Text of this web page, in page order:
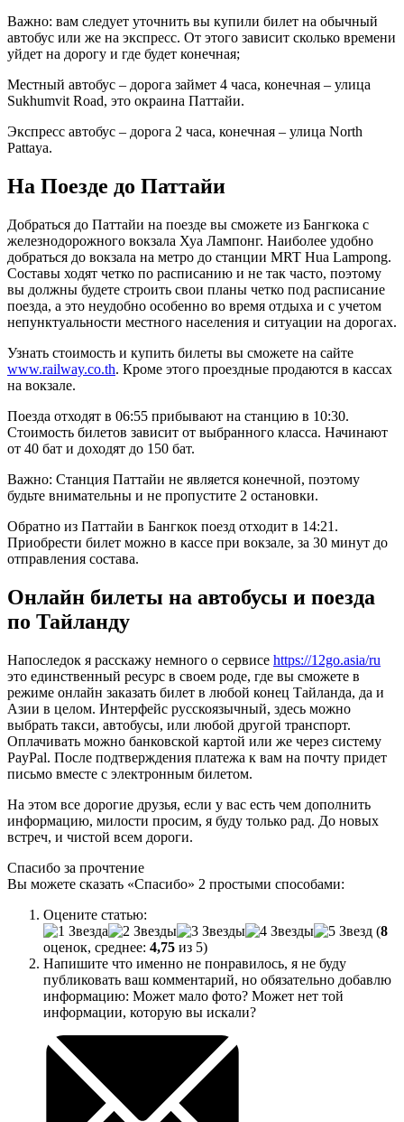
Важно: вам следует уточнить вы купили билет на обычный
автобус или же на экспресс. От этого зависит сколько времени
уйдет на дорогу и где будет конечная;
Местный автобус – дорога займет 4 часа, конечная – улица
Sukhumvit Road, это окраина Паттайи.
Экспресс автобус – дорога 2 часа, конечная – улица North
Pattaya.
На Поезде до Паттайи
Добраться до Паттайи на поезде вы сможете из Бангкока с
железнодорожного вокзала Хуа Лампонг. Наиболее удобно
добраться до вокзала на метро до станции MRT Hua Lampong.
Составы ходят четко по расписанию и не так часто, поэтому
вы должны будете строить свои планы четко под расписание
поезда, а это неудобно особенно во время отдыха и с учетом
непунктуальности местного населения и ситуации на дорогах.
Узнать стоимость и купить билеты вы сможете на сайте
www.railway.co.th. Кроме этого проездные продаются в кассах
на вокзале.
Поезда отходят в 06:55 прибывают на станцию в 10:30.
Стоимость билетов зависит от выбранного класса. Начинают
от 40 бат и доходят до 150 бат.
Важно: Станция Паттайи не является конечной, поэтому
будьте внимательны и не пропустите 2 остановки.
Обратно из Паттайи в Бангкок поезд отходит в 14:21.
Приобрести билет можно в кассе при вокзале, за 30 минут до
отправления состава.
Онлайн билеты на автобусы и поезда
по Тайланду
Напоследок я расскажу немного о сервисе https://12go.asia/ru
это единственный ресурс в своем роде, где вы сможете в
режиме онлайн заказать билет в любой конец Тайланда, да и
Азии в целом. Интерфейс русскоязычный, здесь можно
выбрать такси, автобусы, или любой другой транспорт.
Оплачивать можно банковской картой или же через систему
PayPal. После подтверждения платежа к вам на почту придет
письмо вместе с электронным билетом.
На этом все дорогие друзья, если у вас есть чем дополнить
информацию, милости просим, я буду только рад. До новых
встреч, и чистой всем дороги.
Спасибо за прочтение
Вы можете сказать «Спасибо» 2 простыми способами:
Оцените статью:
(8
оценок, среднее: 4,75 из 5)
Напишите что именно не понравилось, я не буду
публиковать ваш комментарий, но обязательно добавлю
информацию: Может мало фото? Может нет той
информации, которую вы искали?